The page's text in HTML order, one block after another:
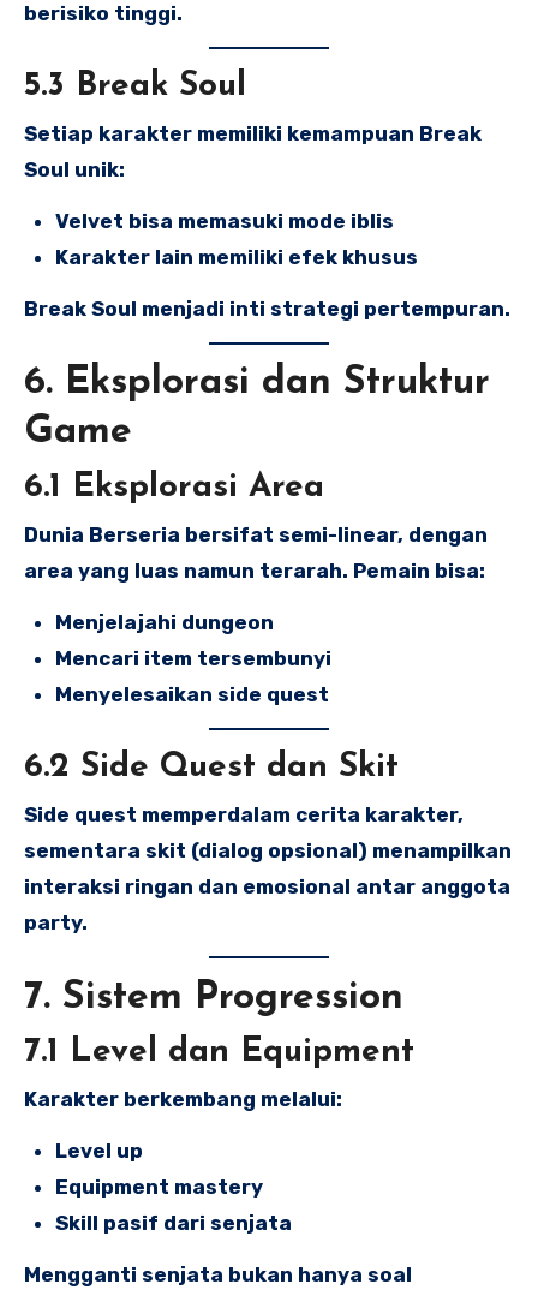
berisiko tinggi.
5.3 Break Soul
Setiap karakter memiliki kemampuan Break
Soul unik:
Velvet bisa memasuki mode iblis
Karakter lain memiliki efek khusus
Break Soul menjadi inti strategi pertempuran.
6. Eksplorasi dan Struktur
Game
6.1 Eksplorasi Area
Dunia Berseria bersifat semi-linear, dengan
area yang luas namun terarah. Pemain bisa:
Menjelajahi dungeon
Mencari item tersembunyi
Menyelesaikan side quest
6.2 Side Quest dan Skit
Side quest memperdalam cerita karakter,
sementara skit (dialog opsional) menampilkan
interaksi ringan dan emosional antar anggota
party.
7. Sistem Progression
7.1 Level dan Equipment
Karakter berkembang melalui:
Level up
Equipment mastery
Skill pasif dari senjata
Mengganti senjata bukan hanya soal